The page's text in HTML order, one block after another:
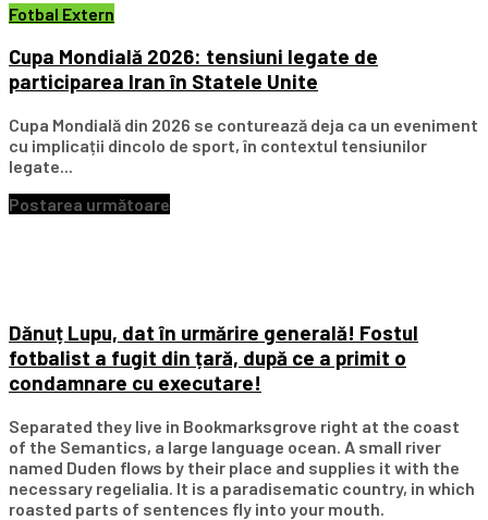
Fotbal Extern
Cupa Mondială 2026: tensiuni legate de
participarea Iran în Statele Unite
Cupa Mondială din 2026 se conturează deja ca un eveniment
cu implicații dincolo de sport, în contextul tensiunilor
legate...
Postarea următoare
Dănuț Lupu, dat în urmărire generală! Fostul
fotbalist a fugit din țară, după ce a primit o
condamnare cu executare!
Separated they live in Bookmarksgrove right at the coast
of the Semantics, a large language ocean. A small river
named Duden flows by their place and supplies it with the
necessary regelialia. It is a paradisematic country, in which
roasted parts of sentences fly into your mouth.